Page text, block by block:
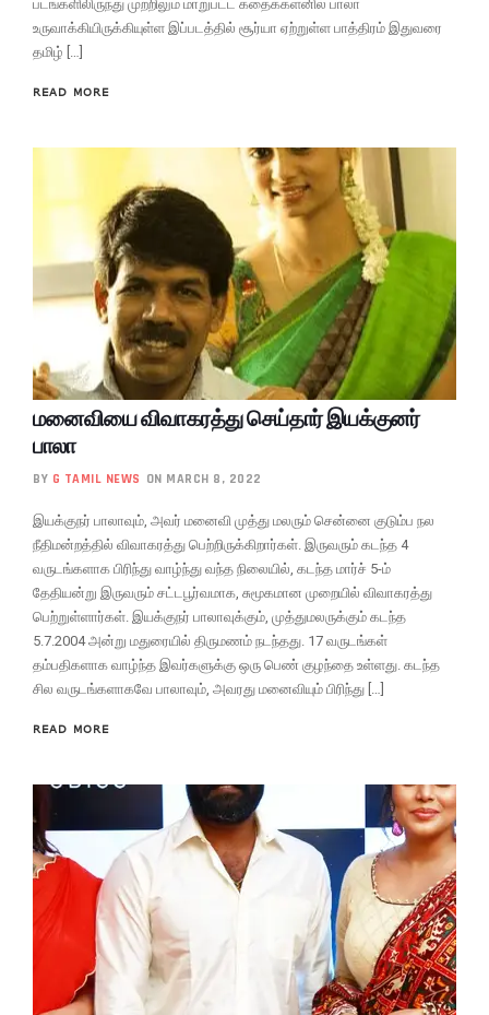
படங்களிலிருந்து முற்றிலும் மாறுபட்ட கதைக்களனில் பாலா
உருவாக்கியிருக்கியுள்ள இப்படத்தில் சூர்யா ஏற்றுள்ள பாத்திரம் இதுவரை
தமிழ் […]
READ MORE
மனைவியை விவாகரத்து செய்தார் இயக்குனர்
பாலா
BY G TAMIL NEWS ON MARCH 8, 2022
இயக்குநர் பாலாவும், அவர் மனைவி முத்து மலரும் சென்னை குடும்ப நல
நீதிமன்றத்தில் விவாகரத்து பெற்றிருக்கிறார்கள். இருவரும் கடந்த 4
வருடங்களாக பிரிந்து வாழ்ந்து வந்த நிலையில், கடந்த மார்ச் 5-ம்
தேதியன்று இருவரும் சட்டபூர்வமாக, சுமூகமான முறையில் விவாகரத்து
பெற்றுள்ளார்கள். இயக்குநர் பாலாவுக்கும், முத்துமலருக்கும் கடந்த
5.7.2004 அன்று மதுரையில் திருமணம் நடந்தது. 17 வருடங்கள்
தம்பதிகளாக வாழ்ந்த இவர்களுக்கு ஒரு பெண் குழந்தை உள்ளது. கடந்த
சில வருடங்களாகவே பாலாவும், அவரது மனைவியும் பிரிந்து […]
READ MORE